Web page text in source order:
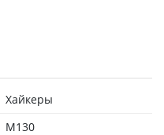
Хайкеры
M130